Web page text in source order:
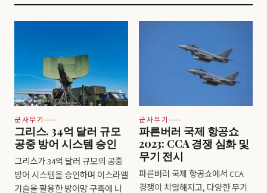
군사무기
그리스, 34억 달러 규모
공중 방어 시스템 승인
그리스가 34억 달러 규모의 공중
방어 시스템을 승인하며 이스라엘
기술을 활용한 방어망 구축에 나
군사무기
파른버러 국제 항공쇼
2023: CCA 경쟁 심화 및
무기 전시
파른버러 국제 항공쇼에서 CCA
경쟁이 치열해지고, 다양한 무기